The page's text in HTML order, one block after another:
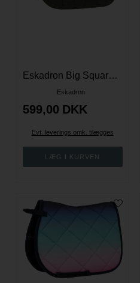
Eskadron Big Square Jewel Spring Underlag - Deep Green
Eskadron
599,00 DKK
Evt. leverings omk. tilægges